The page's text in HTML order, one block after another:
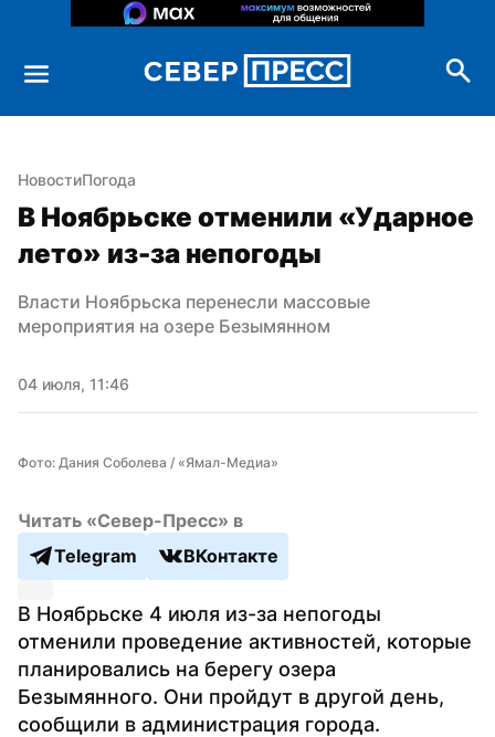
НовостиПогода
В Ноябрьске отменили «Ударное
лето» из-за непогоды
Власти Ноябрьска перенесли массовые
мероприятия на озере Безымянном
04 июля, 11:46
Фото: Дания Соболева / «Ямал-Медиа»
Читать «Север-Пресс» в
Telegram
ВКонтакте
В Ноябрьске 4 июля из-за непогоды
отменили проведение активностей, которые
планировались на берегу озера
Безымянного. Они пройдут в другой день,
сообщили в администрация города.